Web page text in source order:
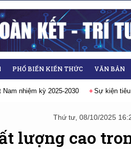
PHỔ BIẾN KIẾN THỨC VĂN BẢN
Đại hội Liên hiệp các Hội Khoa học
Thứ tư, 08/10/2025
lượng cao